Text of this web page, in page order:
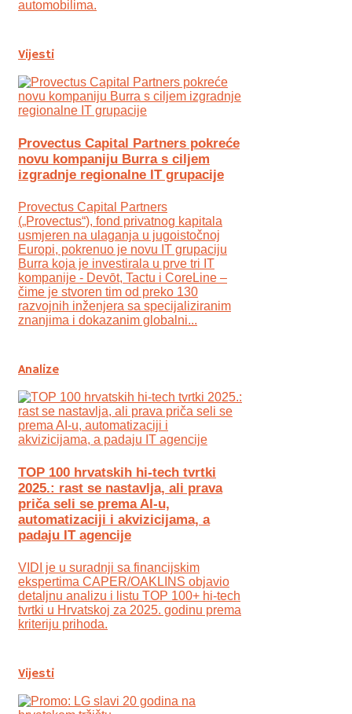
automobilima.
Vijesti
Provectus Capital Partners pokreće
novu kompaniju Burra s ciljem
izgradnje regionalne IT grupacije
Provectus Capital Partners
(„Provectus“), fond privatnog kapitala
usmjeren na ulaganja u jugoistočnoj
Europi, pokrenuo je novu IT grupaciju
Burra koja je investirala u prve tri IT
kompanije - Devōt, Tactu i CoreLine –
čime je stvoren tim od preko 130
razvojnih inženjera sa specijaliziranim
znanjima i dokazanim globalni...
Analize
TOP 100 hrvatskih hi-tech tvrtki
2025.: rast se nastavlja, ali prava
priča seli se prema AI-u,
automatizaciji i akvizicijama, a
padaju IT agencije
VIDI je u suradnji sa financijskim
ekspertima CAPER/OAKLINS objavio
detaljnu analizu i listu TOP 100+ hi-tech
tvrtki u Hrvatskoj za 2025. godinu prema
kriteriju prihoda.
Vijesti